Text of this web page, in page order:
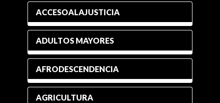
ACCESOALAJUSTICIA
ADULTOS MAYORES
AFRODESCENDENCIA
AGRICULTURA